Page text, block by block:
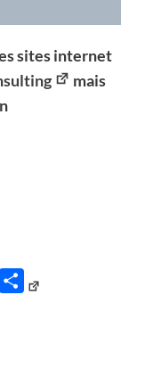
sites internet
mais
Print Partager